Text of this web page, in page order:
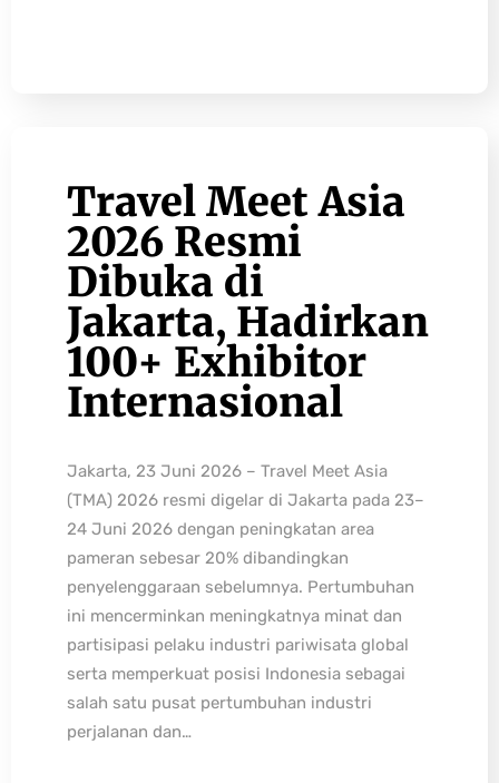
Travel Meet Asia
2026 Resmi
Dibuka di
Jakarta, Hadirkan
100+ Exhibitor
Internasional
Jakarta, 23 Juni 2026 – Travel Meet Asia
(TMA) 2026 resmi digelar di Jakarta pada 23–
24 Juni 2026 dengan peningkatan area
pameran sebesar 20% dibandingkan
penyelenggaraan sebelumnya. Pertumbuhan
ini mencerminkan meningkatnya minat dan
partisipasi pelaku industri pariwisata global
serta memperkuat posisi Indonesia sebagai
salah satu pusat pertumbuhan industri
perjalanan dan…